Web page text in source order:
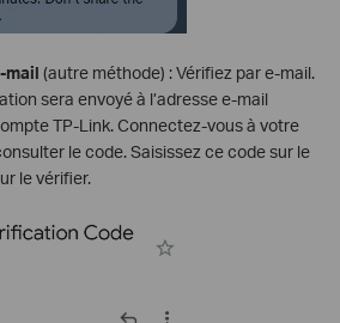
mail (autre méthode) : Vérifiez par e-mail.
sera envoyé à l’adresse e-mail
TP-Link. Connectez-vous à votre
le code. Saisissez ce code sur le
le vérifier.